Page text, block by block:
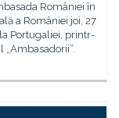
României în
a României joi, 27
Portugaliei, printr-